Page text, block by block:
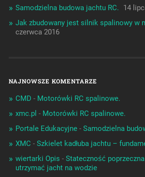
Samodzielna budowa jachtu RC.
14
Jak zbudowany jest silnik spalinowy w
czerwca 2016
NAJNOWSZE KOMENTARZE
CMD - Motorówki RC spalinowe.
xmc.pl - Motorówki RC spalinowe.
Portale Edukacyjne- Samodzielna
XMC - Szkielet kadłuba jachtu –
wiertarki Opis - Stateczność
utrzymać jacht na wodzie